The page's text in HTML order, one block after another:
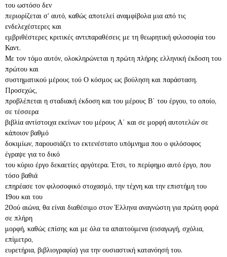
του ωστόσο δεν
περιορίζεται σ’ αυτό, καθώς αποτελεί αναμφίβολα μια από τις
ενδελεχέστερες και
εμβριθέστερες κριτικές αντιπαραθέσεις με τη θεωρητική φιλοσοφία του
Καντ.
Με τον τόμο αυτόν, ολοκληρώνεται η πρώτη πλήρης ελληνική έκδοση του
πρώτου και
συστηματικού μέρους τού Ο κόσμος ως βούληση και παράσταση.
Προσεχώς,
προβλέπεται η σταδιακή έκδοση και του μέρους Β΄ του έργου, το οποίο,
σε τέσσερα
βιβλία αντίστοιχα εκείνων του μέρους Α΄ και σε μορφή αυτοτελών σε
κάποιον βαθμό
δοκιμίων, παρουσιάζει το εκτενέστατο υπόμνημα που ο φιλόσοφος
έγραψε για το δικό
του κύριο έργο δεκαετίες αργότερα. Έτσι, το περίφημο αυτό έργο, που
τόσο βαθιά
επηρέασε τον φιλοσοφικό στοχασμό, την τέχνη και την επιστήμη του
19ου και του
20ού αιώνα, θα είναι διαθέσιμο στον Έλληνα αναγνώστη για πρώτη φορά
σε πλήρη
μορφή, καθώς επίσης και με όλα τα απαιτούμενα (εισαγωγή, σχόλια,
επίμετρο,
ευρετήρια, βιβλιογραφία) για την ουσιαστική κατανόησή του.